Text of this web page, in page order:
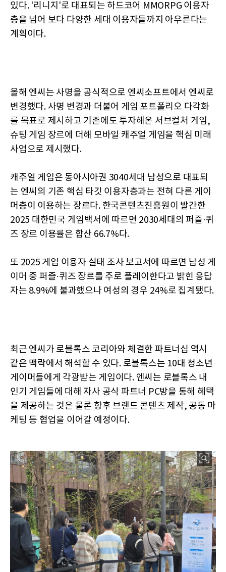
있다. '리니지'로 대표되는 하드코어 MMORPG 이용자
층을 넘어 보다 다양한 세대 이용자들까지 아우른다는
계획이다.
올해 엔씨는 사명을 공식적으로 엔씨소프트에서 엔씨로
변경했다. 사명 변경과 더불어 게임 포트폴리오 다각화
를 목표로 제시하고 기존에도 투자해온 서브컬처 게임,
슈팅 게임 장르에 더해 모바일 캐주얼 게임을 핵심 미래
사업으로 제시했다.
캐주얼 게임은 동아시아권 3040세대 남성으로 대표되
는 엔씨의 기존 핵심 타깃 이용자층과는 전혀 다른 게이
머층이 이용하는 장르다. 한국콘텐츠진흥원이 발간한
2025 대한민국 게임백서에 따르면 2030세대의 퍼즐·퀴
즈 장르 이용률은 합산 66.7%다.
또 2025 게임 이용자 실태 조사 보고서에 따르면 남성 게
이머 중 퍼즐·퀴즈 장르를 주로 플레이한다고 밝힌 응답
자는 8.9%에 불과했으나 여성의 경우 24%로 집계됐다.
최근 엔씨가 로블록스 코리아와 체결한 파트너십 역시
같은 맥락에서 해석할 수 있다. 로블록스는 10대 청소년
게이머들에게 각광받는 게임이다. 엔씨는 로블록스 내
인기 게임들에 대해 자사 공식 파트너 PC방을 통해 혜택
을 제공하는 것은 물론 향후 브랜드 콘텐츠 제작, 공동 마
케팅 등 협업을 이어갈 예정이다.